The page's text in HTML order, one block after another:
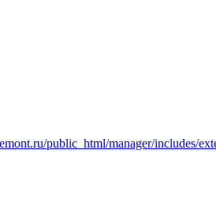
public_html/manager/includes/